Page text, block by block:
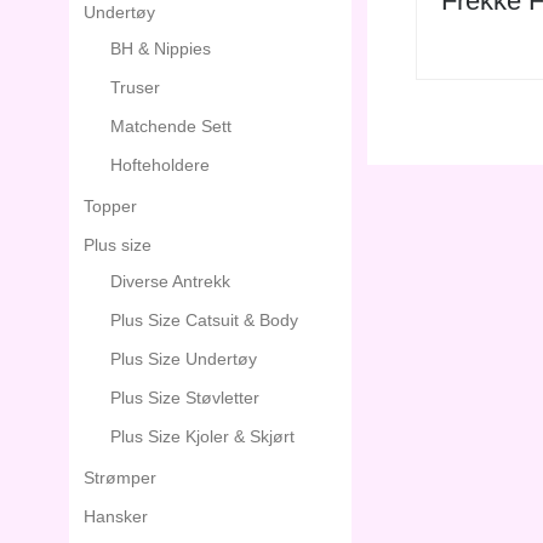
Undertøy
BH & Nippies
Truser
Matchende Sett
Hofteholdere
Topper
Plus size
Diverse Antrekk
Plus Size Catsuit & Body
Plus Size Undertøy
Plus Size Støvletter
Plus Size Kjoler & Skjørt
Strømper
Hansker